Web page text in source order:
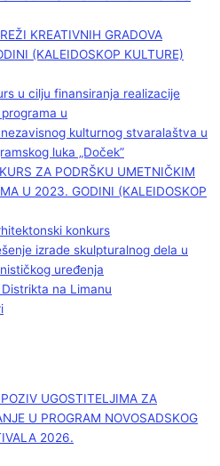
KREATIVNIH GRADOVA
(KALEIDOSKOP KULTURE)
u cilju finansiranja realizacije
u
kulturnog stvaralaštva u
luka „Doček”
ZA PODRŠKU UMETNIČKIM
U 2023. GODINI (KALEIDOSKOP
konkurs
izrade skulpturalnog dela u
uređenja
na Limanu
UGOSTITELJIMA ZA
U PROGRAM NOVOSADSKOG
2026.